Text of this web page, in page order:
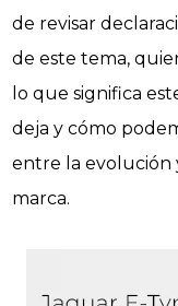
de revisar
de este tema,
lo que significa
deja y cómo
entre la evolución
marca.